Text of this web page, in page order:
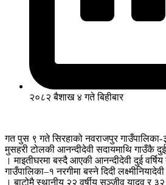
२०८२ बैशाख ४ गते बिहीबार
गत पुस ९ गते सिरहाको नवराजपुर
मुसहरी टोलकी आनन्दीदेवी सदायमाथि गाउँकै दुई
। माइतीघरमा बस्दै आएकी आनन्दीदेवी दुई वर्षिय
गाउँपालिका–१ नरगीमा बस्ने दिदी
। बाटोमै स्थानीय २२ वर्षीय सञ्जीव यादव र